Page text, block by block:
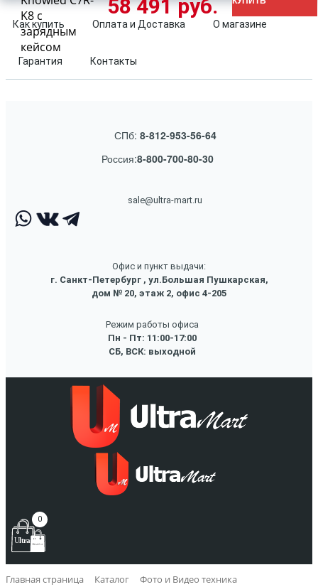
Как купить Оплата и Доставка О магазине
Гарантия Контакты
СПб: 8-812-953-56-64
Россия:8-800-700-80-30
sale@ultra-mart.ru
Офис и пункт выдачи:
г. Санкт-Петербург , ул.Большая Пушкарская,
дом № 20, этаж 2, офис 4-205
Режим работы офиса
Пн - Пт: 11:00-17:00
СБ, ВСК: выходной
0
Главная страница Каталог
Фото и Видео техника
K8 с
зарядным
кейсом
58 491 руб.